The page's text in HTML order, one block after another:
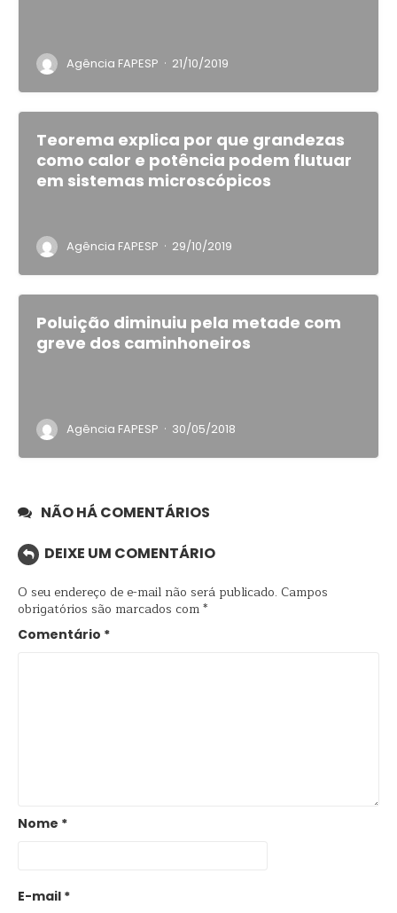
Agência FAPESP · 21/10/2019
Teorema explica por que grandezas
como calor e potência podem flutuar
em sistemas microscópicos
Agência FAPESP · 29/10/2019
Poluição diminuiu pela metade com
greve dos caminhoneiros
Agência FAPESP · 30/05/2018
NÃO HÁ COMENTÁRIOS
DEIXE UM COMENTÁRIO
O seu endereço de e-mail não será publicado. Campos
obrigatórios são marcados com*
Comentário *
Nome *
E-mail *